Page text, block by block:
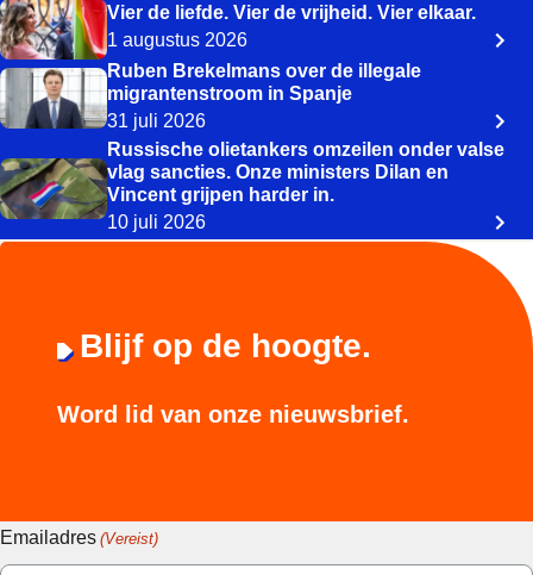
Vier de liefde. Vier de vrijheid. Vier elkaar.
1 augustus 2026
Ruben Brekelmans over de illegale
migrantenstroom in Spanje
31 juli 2026
Russische olietankers omzeilen onder valse
vlag sancties. Onze ministers Dilan en
Vincent grijpen harder in.
10 juli 2026
Blijf op de hoogte.
Word lid van onze nieuwsbrief.
Emailadres (Vereist)